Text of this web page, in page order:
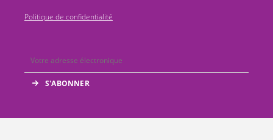
Politique de confidentialité